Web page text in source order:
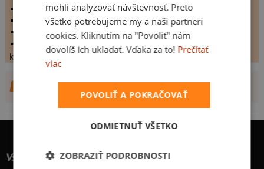
vystaveno:19.5.2009
hodnoceno:574 krát
komentářů:7.35714
koupilo by:286 lidí
konečné hodnocení:
DALŠÍ NÁVRHY OD ZUZIK
Všetko o nákupe
mohli analyzovať návštevnosť. Preto
všetko potrebujeme my a naši partneri
cookies. Kliknutím na "Povoliť" nám
dovolíš ich ukladať. Vďaka za to! Prečítať
viac
POVOLIŤ A POKRAČOVAŤ
ODMIETNUŤ VŠETKO
ZOBRAZIŤ PODROBNOSTI